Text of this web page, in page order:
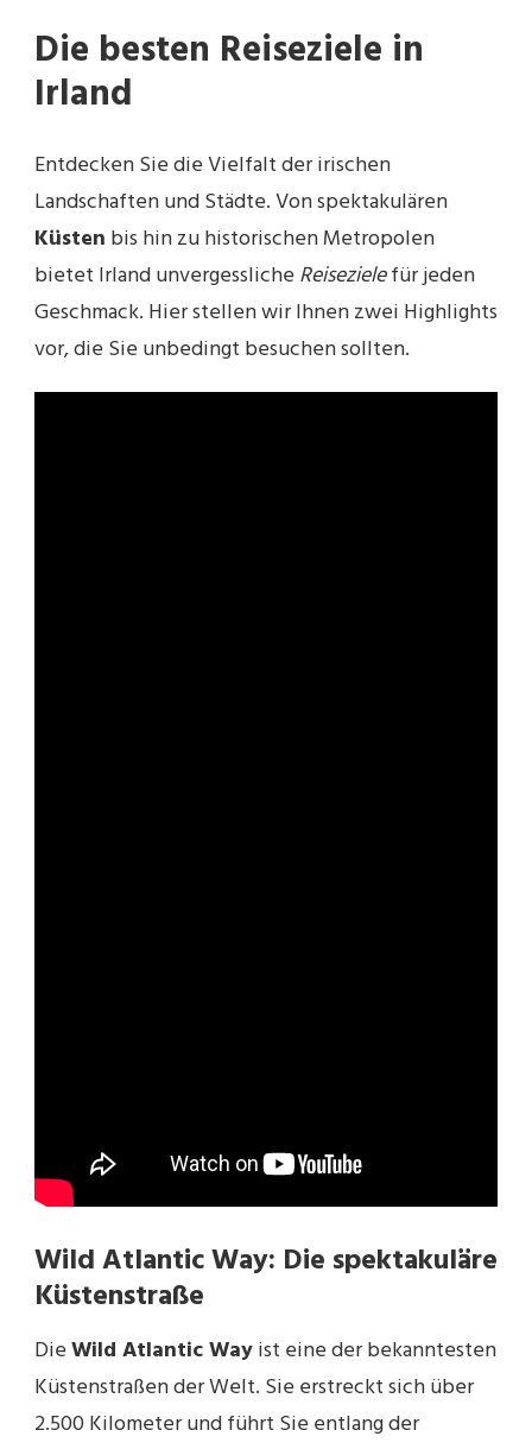
Die besten Reiseziele in
Irland
Entdecken Sie die Vielfalt der irischen
Landschaften und Städte. Von spektakulären
Küsten bis hin zu historischen Metropolen
bietet Irland unvergessliche Reisezielefür jeden
Geschmack. Hier stellen wir Ihnen zwei Highlights
vor, die Sie unbedingt besuchen sollten.
Wild Atlantic Way: Die spektakuläre
Küstenstraße
DieWild Atlantic Wayist eine der bekanntesten
Küstenstraßen der Welt. Sie erstreckt sich über
2.500 Kilometer und führt Sie entlang der